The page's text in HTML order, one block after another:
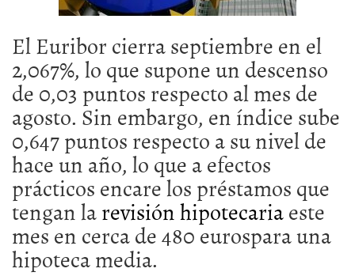
El Euribor cierra septiembre en el
2,067%, lo que supone un descenso
de 0,03 puntos respecto al mes de
agosto. Sin embargo, en índice sube
0,647 puntos respecto a su nivel de
hace un año, lo que a efectos
prácticos encare los préstamos que
tengan larevisión hipotecariaeste
mes en cerca de 480 eurospara una
hipoteca media.